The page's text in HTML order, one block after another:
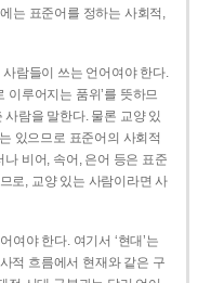
는 표준어를 정하는 사회적,
람들이 쓰는 언어여야 한다.
이루어지는 품위’를 뜻하므
람을 말한다. 물론 교양 있
있으므로 표준어의 사회적
비어, 속어, 은어 등은 표준
로, 교양 있는 사람이라면 사
여야 한다. 여기서 ‘현대’는
적 흐름에서 현재와 같은 구